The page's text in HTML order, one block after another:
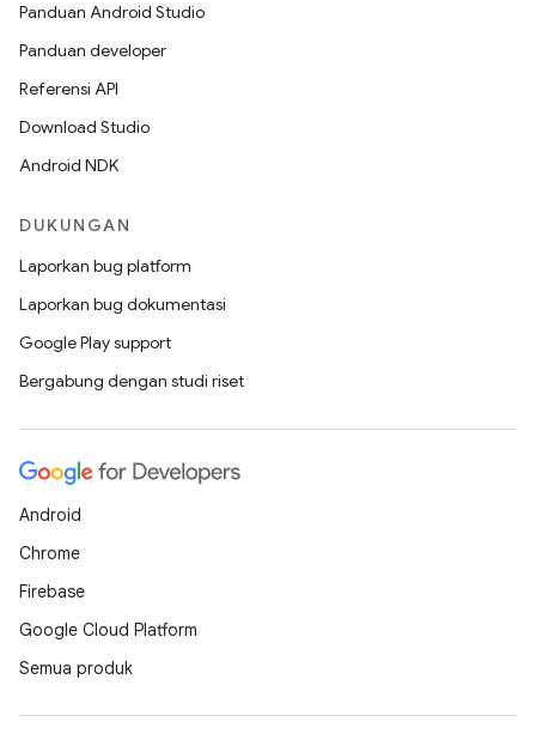
Panduan Android Studio
Panduan developer
Referensi API
Download Studio
Android NDK
DUKUNGAN
Laporkan bug platform
Laporkan bug dokumentasi
Google Play support
Bergabung dengan studi riset
Android
Chrome
Firebase
Google Cloud Platform
Semua produk